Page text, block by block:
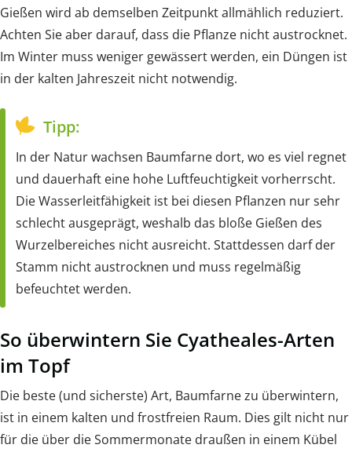
Gießen wird ab demselben Zeitpunkt allmählich reduziert.
Achten Sie aber darauf, dass die Pflanze nicht austrocknet.
Im Winter muss weniger gewässert werden, ein Düngen ist
in der kalten Jahreszeit nicht notwendig.
Tipp:
In der Natur wachsen Baumfarne dort, wo es viel regnet
und dauerhaft eine hohe Luftfeuchtigkeit vorherrscht.
Die Wasserleitfähigkeit ist bei diesen Pflanzen nur sehr
schlecht ausgeprägt, weshalb das bloße Gießen des
Wurzelbereiches nicht ausreicht. Stattdessen darf der
Stamm nicht austrocknen und muss regelmäßig
befeuchtet werden.
So überwintern Sie Cyatheales-Arten
im Topf
Die beste (und sicherste) Art, Baumfarne zu überwintern,
ist in einem kalten und frostfreien Raum. Dies gilt nicht nur
für die über die Sommermonate draußen in einem Kübel